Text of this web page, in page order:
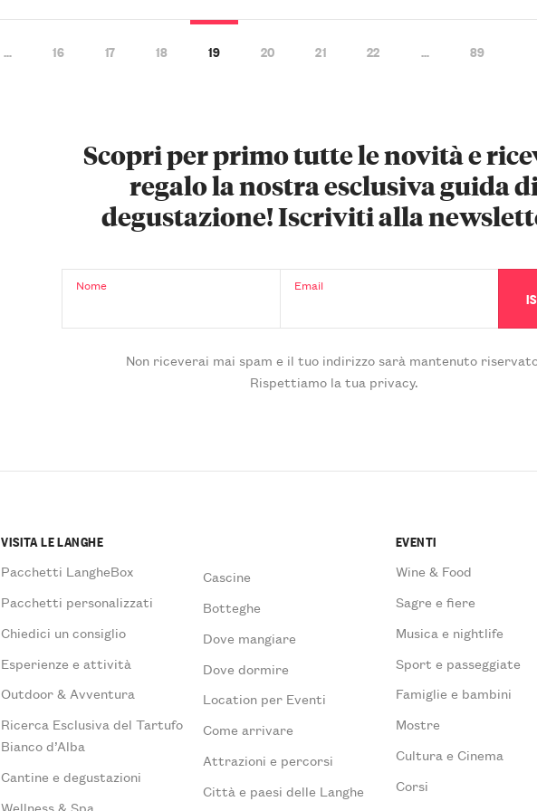
… 16 17 18 19 20 21 22 … 89
Scopri per primo tutte le novità e
regalo la nostra esclusiva guida di
degustazione! Iscriviti alla
Nome Email
Non riceverai mai spam e il tuo indirizzo sarà mantenuto
Rispettiamo la tua privacy.
VISITA LE LANGHE
Pacchetti LangheBox
Pacchetti personalizzati
Chiedici un consiglio
Esperienze e attività
Outdoor & Avventura
Ricerca Esclusiva del Tartufo
Bianco d’Alba
Cantine e degustazioni
Wellness & Spa
Cascine
Botteghe
Dove mangiare
Dove dormire
Location per Eventi
Come arrivare
Attrazioni e percorsi
Città e paesi delle Langhe
EVENTI
Wine & Food
Sagre e fiere
Musica e nightlife
Sport e passeggiate
Famiglie e bambini
Mostre
Cultura e Cinema
Corsi